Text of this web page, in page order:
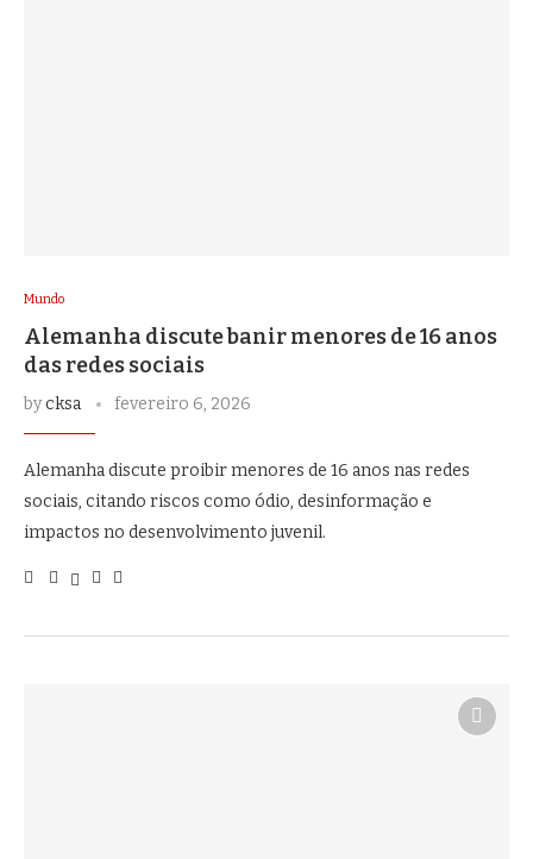
Mundo
Alemanha discute banir menores de 16 anos
das redes sociais
bycksa fevereiro 6, 2026
Alemanha discute proibir menores de 16 anos nas redes
sociais, citando riscos como ódio, desinformação e
impactos no desenvolvimento juvenil.